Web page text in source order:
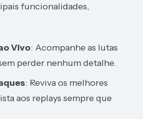
funcionalidades,
Vivo: Acompanhe as lutas
perder nenhum detalhe.
: Reviva os melhores
aos replays sempre que